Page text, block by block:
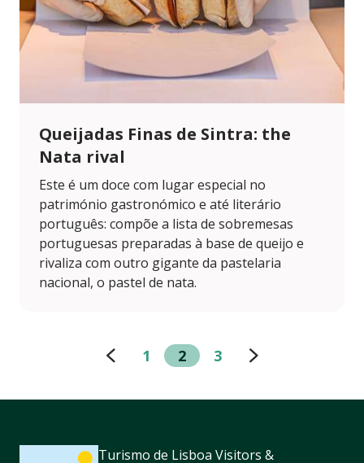
Queijadas Finas de Sintra: the
Nata rival
Este é um doce com lugar especial no
património gastronómico e até literário
português: compõe a lista de sobremesas
portuguesas preparadas à base de queijo e
rivaliza com outro gigante da pastelaria
nacional, o pastel de nata.
1 2 3
Turismo de Lisboa Visitors &